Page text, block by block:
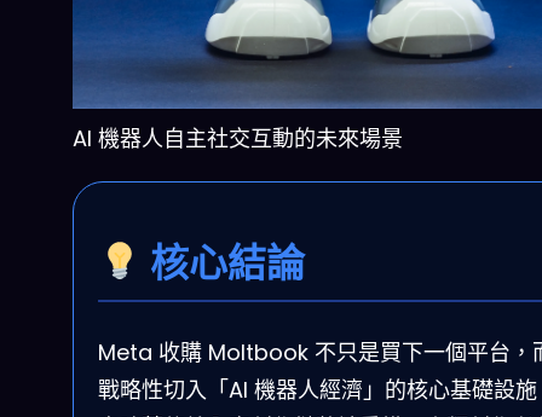
AI 機器人自主社交互動的未來場景
核心結論
Meta 收購 Moltbook 不只是買下一個平台，
戰略性切入「AI 機器人經濟」的核心基礎設